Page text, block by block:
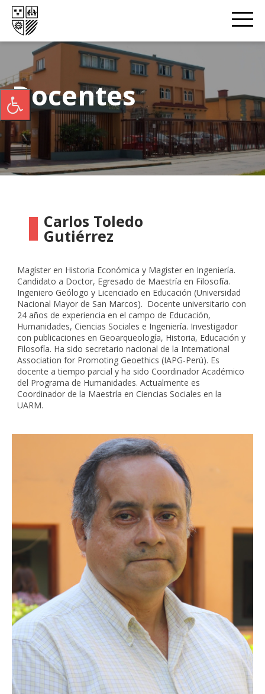
Docentes
Carlos Toledo
Gutiérrez
Magíster en Historia Económica y Magister en Ingeniería.
Candidato a Doctor, Egresado de Maestría en Filosofía.
Ingeniero Geólogo y Licenciado en Educación (Universidad
Nacional Mayor de San Marcos). Docente universitario con
24 años de experiencia en el campo de Educación,
Humanidades, Ciencias Sociales e Ingeniería. Investigador
con publicaciones en Geoarqueología, Historia, Educación y
Filosofía. Ha sido secretario nacional de la International
Association for Promoting Geoethics (IAPG-Perú). Es
docente a tiempo parcial y ha sido Coordinador Académico
del Programa de Humanidades. Actualmente es
Coordinador de la Maestría en Ciencias Sociales en la
UARM.